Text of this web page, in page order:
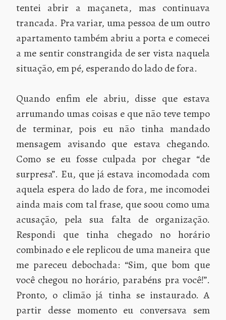
tentei abrir a maçaneta, mas continuava
trancada. Pra variar, uma pessoa de um outro
apartamento também abriu a porta e comecei
a me sentir constrangida de ser vista naquela
situação, em pé, esperando do lado de fora.
Quando enfim ele abriu, disse que estava
arrumando umas coisas e que não teve tempo
de terminar, pois eu não tinha mandado
mensagem avisando que estava chegando.
Como se eu fosse culpada por chegar “de
surpresa”. Eu, que já estava incomodada com
aquela espera do lado de fora, me incomodei
ainda mais com tal frase, que soou como uma
acusação, pela sua falta de organização.
Respondi que tinha chegado no horário
combinado e ele replicou de uma maneira que
me pareceu debochada: “Sim, que bom que
você chegou no horário, parabéns pra você!”.
Pronto, o climão já tinha se instaurado. A
partir desse momento eu conversava sem